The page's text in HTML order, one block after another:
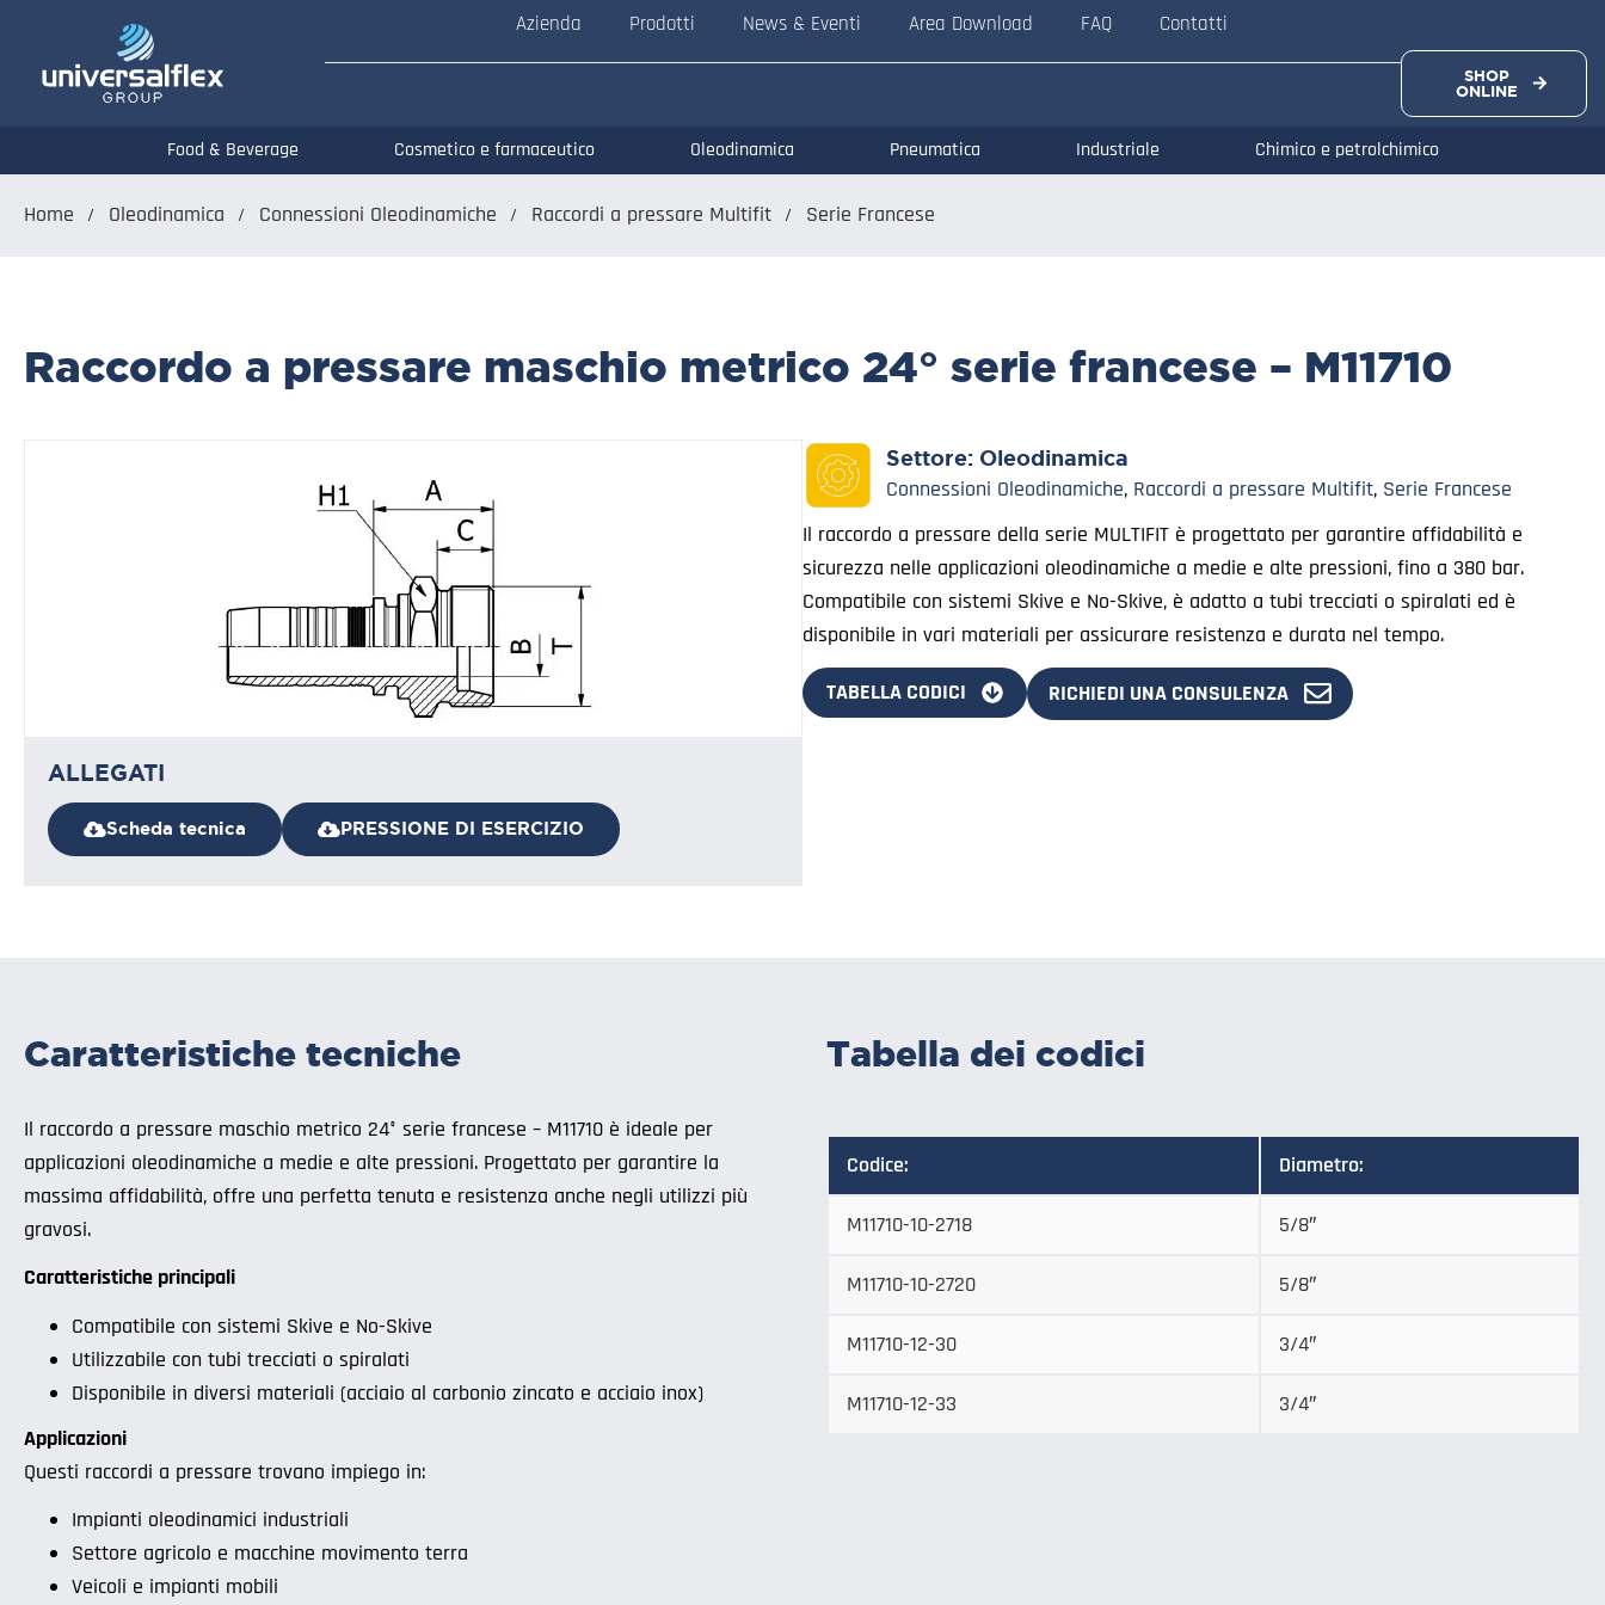
Azienda Prodotti News & Eventi Area Download FAQ Contatti
SHOP
ONLINE
Food & Beverage Cosmetico e farmaceutico Oleodinamica Pneumatica Industriale Chimico e petrolchimico
Home Oleodinamica Connessioni Oleodinamiche Raccordi a pressare Multifit Serie Francese
Raccordo a pressare maschio metrico 24° serie francese – M11710
ALLEGATI
Scheda tecnica PRESSIONE DI ESERCIZIO
Settore: Oleodinamica
Connessioni Oleodinamiche, Raccordi a pressare Multifit, Serie Francese
Il raccordo a pressare della serie MULTIFIT è progettato per garantire affidabilità e
sicurezza nelle applicazioni oleodinamiche a medie e alte pressioni, fino a 380 bar.
Compatibile con sistemi Skive e No-Skive, è adatto a tubi trecciati o spiralati ed è
disponibile in vari materiali per assicurare resistenza e durata nel tempo.
TABELLA CODICI RICHIEDI UNA CONSULENZA
Caratteristiche tecniche
Il raccordo a pressare maschio metrico 24° serie francese – M11710 è ideale per
applicazioni oleodinamiche a medie e alte pressioni. Progettato per garantire la
massima affidabilità, offre una perfetta tenuta e resistenza anche negli utilizzi più
gravosi.
Caratteristiche principali
Compatibile con sistemi Skive e No-Skive
Utilizzabile con tubi trecciati o spiralati
Disponibile in diversi materiali (acciaio al carbonio zincato e acciaio inox)
Applicazioni
Questi raccordi a pressare trovano impiego in:
Impianti oleodinamici industriali
Settore agricolo e macchine movimento terra
Veicoli e impianti mobili
Tabella dei codici
Codice: Diametro:
M11710-10-2718 5/8″
M11710-10-2720 5/8″
M11710-12-30 3/4″
M11710-12-33 3/4″